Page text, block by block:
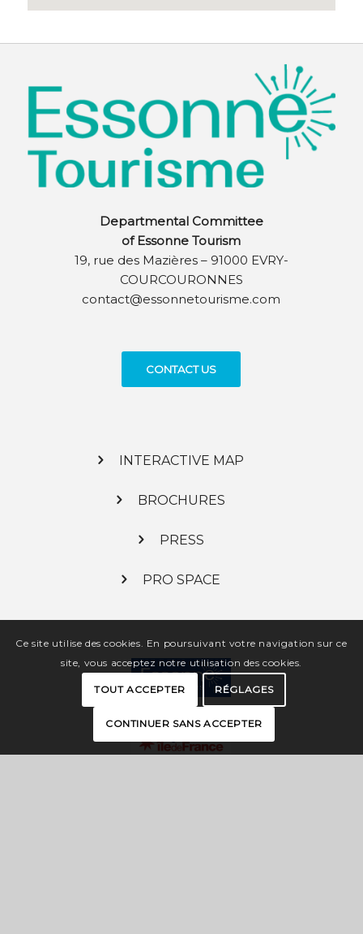
Departmental Committee
of Essonne Tourism
19, rue des Mazières – 91000 EVRY-
COURCOURONNES
contact@essonnetourisme.com
CONTACT US
INTERACTIVE MAP
BROCHURES
PRESS
PRO SPACE
Ce site utilise des cookies. En poursuivant votre navigation sur ce
site, vous acceptez notre utilisation des cookies.
TOUT ACCEPTER RÉGLAGES
CONTINUER SANS ACCEPTER